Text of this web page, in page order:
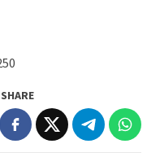
SHARE